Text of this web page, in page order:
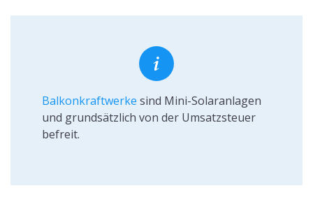
überschreiten. Laut § 19 UStG wird keine Umsatzsteuer
Vorsteuerabzüge möglich sind.
Vorteile als Kleinunternehmer:
Keine Umsatzsteuer
Keine Besteuerung des selbstgenutzten Stroms
Nur EÜR und private Steuererklärung